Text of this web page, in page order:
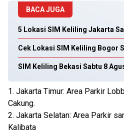
BACA JUGA
5 Lokasi SIM Keliling Jakarta
Cek Lokasi SIM Keliling Bogor
SIM Keliling Bekasi Sabtu 8
1. Jakarta Timur: Area Parkir
Cakung.
2. Jakarta Selatan: Area Parkir
Kalibata